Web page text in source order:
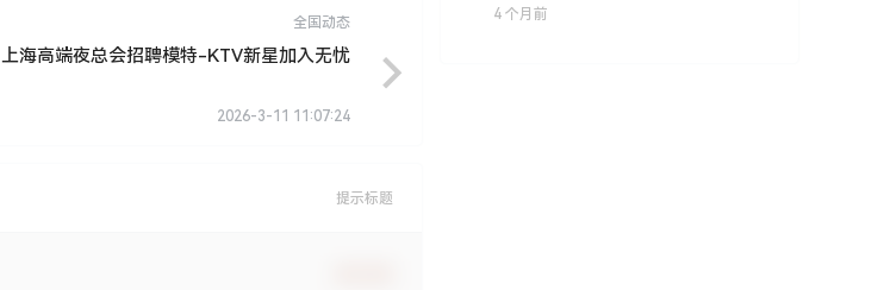
全国动态
上海高端夜总会招聘模特-KTV新星加入无忧
2026-3-11 11:07:24
提示标题
4 个月前